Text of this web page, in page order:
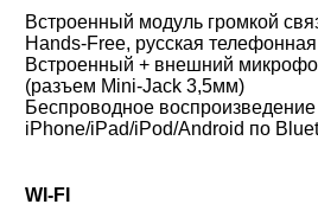
Встроенный модуль громкой
Hands-Free, русская
Встроенный + внешний
(разъем Mini-Jack 3,5мм)
Беспроводное
iPhone/iPad/iPod/Android по
WI-FI